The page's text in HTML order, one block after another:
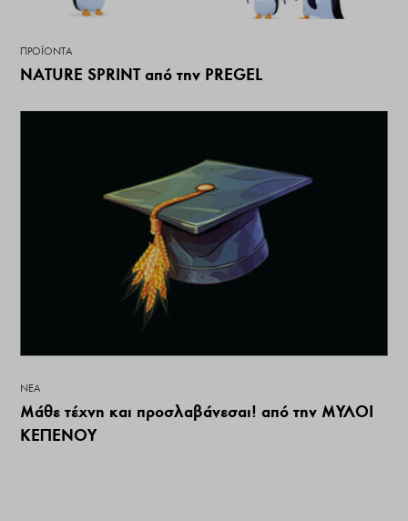
ΠΡΟΪΌΝΤΑ
NATURE SPRINT από την PREGEL
ΝΕΑ
Μάθε τέχνη και προσλαβάνεσαι! από την ΜΥΛΟΙ
ΚΕΠΕΝΟΥ